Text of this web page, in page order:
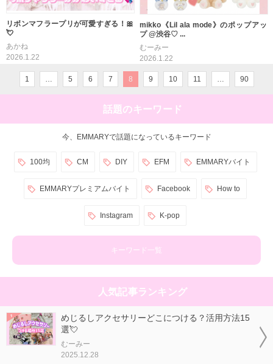
リボンマフラープリが可愛すぎる！🎀
💘
あかね
2026.1.22
mikko《Lil ala mode》のポップアッ
プ @渋谷♡ ...
むーみー
2026.1.22
1 … 5 6 7 8 9 10 11 … 90
話題のキーワード
今、EMMARYで話題になっているキーワード
100均 CM DIY EFM EMMARYバイト
EMMARYプレミアムバイト Facebook How to
Instagram K-pop
キーワード一覧
人気記事ランキング
めじるしアクセサリーどこにつける？活用方法15
選💘
むーみー
2025.12.28